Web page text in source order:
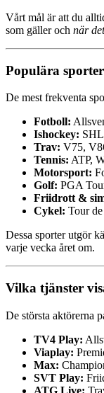
Vårt mål är att du
som gäller och när
Populära
De mest frekventa
Fotboll:
Ishockey:
Trav: V75,
Tennis: ATP,
Motorsport:
Golf: PGA
Friidrott &
Cykel: Tour
Dessa sporter utgör
varje vecka året om.
Vilka tjänster
De största aktörerna
TV4 Play:
Viaplay:
Max:
SVT Play:
ATG Live: